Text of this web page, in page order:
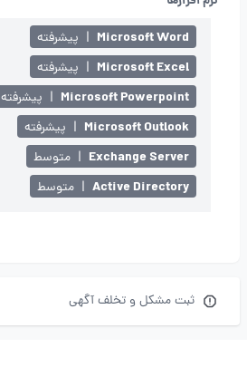
Microsoft Word
| پیشرفته
Microsoft Excel
| پیشرفته
Microsoft Powerpoint
| پیشرفته
Microsoft Outlook
| پیشرفته
Exchange Server
| متوسط
Active Directory
| متوسط
ثبت مشکل و تخلف آگهی